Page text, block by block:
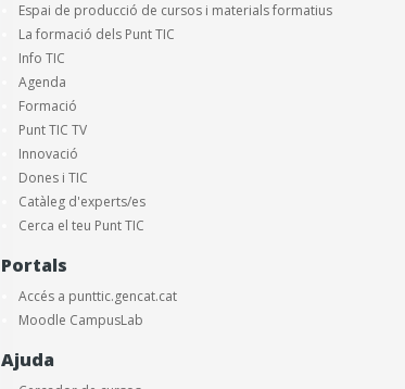
Espai de producció de cursos i materials formatius
La formació dels Punt TIC
Info TIC
Agenda
Formació
Punt TIC TV
Innovació
Dones i TIC
Catàleg d'experts/es
Cerca el teu Punt TIC
Portals
Accés a punttic.gencat.cat
Moodle CampusLab
Ajuda